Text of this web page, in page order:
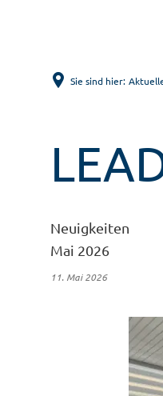
Sie sind hier:
Neuigkeiten
Mai 2026
11. Mai 2026